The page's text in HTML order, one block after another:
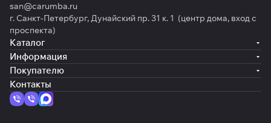
san@carumba.ru
г. Санкт-Петербург, Дунайский пр. 31 к. 1 (центр дома, вход с
проспекта)
Каталог
Информация
Покупателю
Контакты